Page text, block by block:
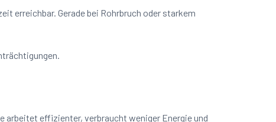
erreichbar. Gerade bei Rohrbruch oder starkem
arbeitet effizienter, verbraucht weniger Energie und